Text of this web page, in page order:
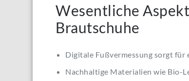
Wesentliche
Brautschuhe
Digitale Fußvermessung sorgt für
Nachhaltige Materialien wie Bio-